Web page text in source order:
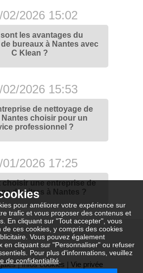
pour améliorer votre expérience sur
trafic et vous proposer des contenus et
En cliquant sur "Tout accepter", vous
ces cookies, y compris des cookies
Vous pouvez également
en cliquant sur "Personnaliser" ou refuser
Pour plus d'informations, veuillez
de confidentialité
02/2026 15:02
les avantages du
bureaux à Nantes avec
C Klean ?
02/2026 15:53
de nettoyage de
Nantes choisir pour un
professionnel ?
01/2026 17:25
choisir une entreprise de
de vitres à Nantes ?
|Infos cookies | Vie privée